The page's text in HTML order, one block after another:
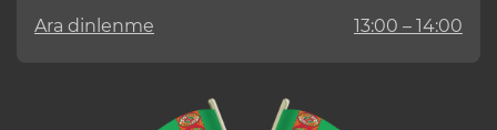
Ara dinlenme
13:00 – 14:00